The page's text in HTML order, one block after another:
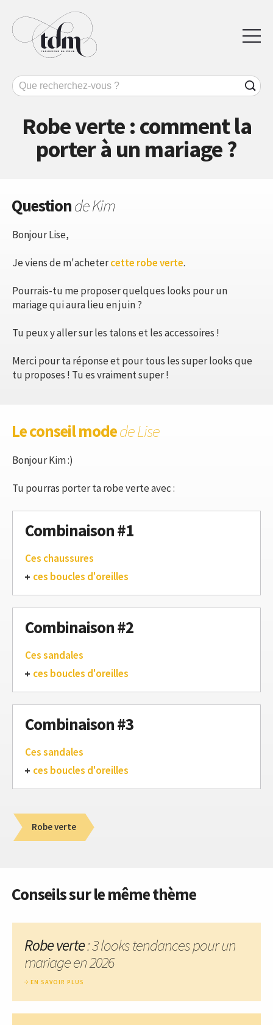
Robe verte : comment la
porter à un mariage ?
Questionde Kim
Bonjour Lise,
Je viens de m'achetercette robe verte.
Pourrais-tu me proposer quelques looks pour un
mariage qui aura lieu en juin ?
Tu peux y aller sur les talons et les accessoires !
Merci pour ta réponse et pour tous les super looks que
tu proposes ! Tu es vraiment super !
Le conseil modede Lise
Bonjour Kim :)
Tu pourras porter ta robe verte avec :
Combinaison #1
Ces chaussures
ces boucles d'oreilles
Combinaison #2
Ces sandales
ces boucles d'oreilles
Combinaison #3
Ces sandales
ces boucles d'oreilles
Robe verte
Conseils sur le même thème
Robe verte: 3 looks tendances pour un
mariage en 2026
EN SAVOIR PLUS